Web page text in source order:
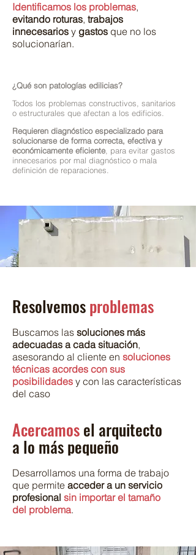
Identificamos los problemas,
evitando roturas, trabajos
innecesarios y gastos que no los
solucionarían.
¿Qué son patologías edilicias?
Todos los problemas constructivos, sanitarios
o estructurales que afectan a los edificios.
Requieren diagnóstico especializado para
solucionarse de forma correcta, efectiva y
económicamente eficiente , para evitar gastos
innecesarios por mal diagnóstico o mala
definición de reparaciones.
Resolvemosproblemas
Buscamos las soluciones más
adecuadas a cada situación,
asesorando al cliente en soluciones
técnicas acordes con sus
posibilidades y con las características
del caso
Acercamosel arquitecto
a lo más pequeño
Desarrollamos una forma de trabajo
que permite acceder a un servicio
profesional sin importar el tamaño
del problema.